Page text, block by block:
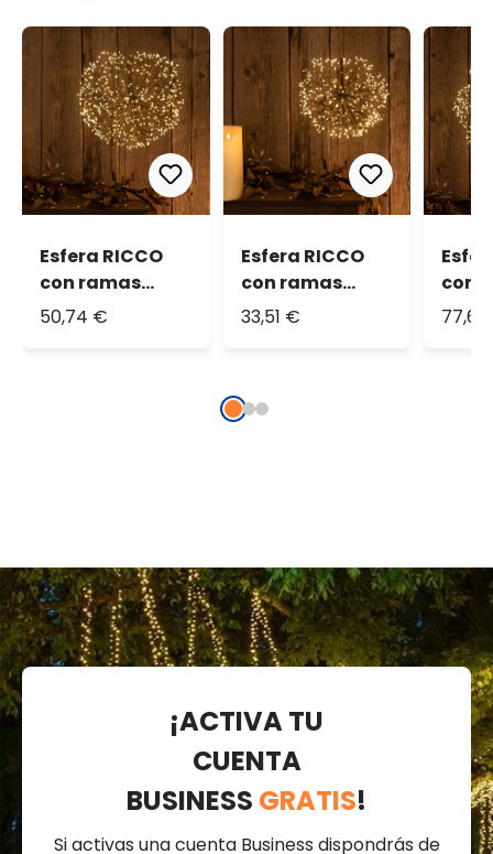
Esfera RICCO
con ramas
marrones, Ø 40
50,74 €
Esfera RICCO
con ramas
marrones, Ø 30
uso interior
33,51 €
con
¡ACTIVA TU
CUENTA
BUSINESS GRATIS!
Si activas una cuenta Business dispondrás de